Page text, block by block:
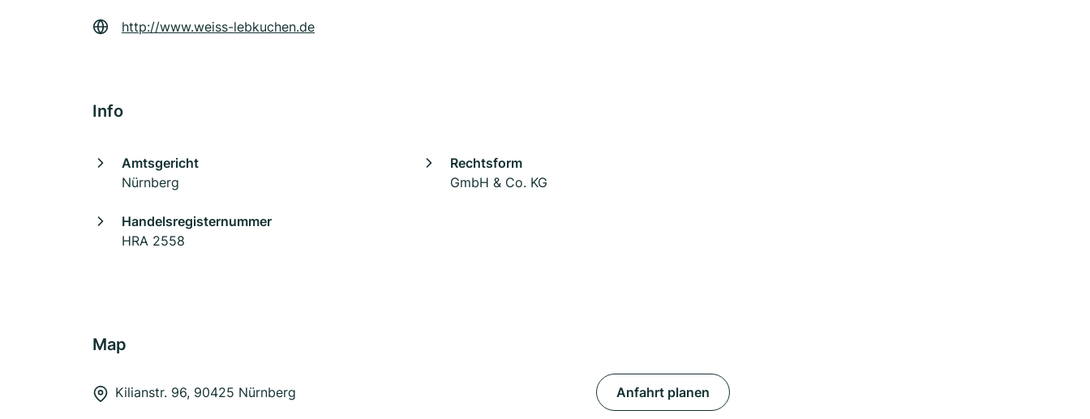
http://www.weiss-lebkuchen.de
Info
Amtsgericht
Nürnberg
Rechtsform
GmbH & Co. KG
Handelsregisternummer
HRA 2558
Map
Kilianstr. 96, 90425 Nürnberg Anfahrt planen